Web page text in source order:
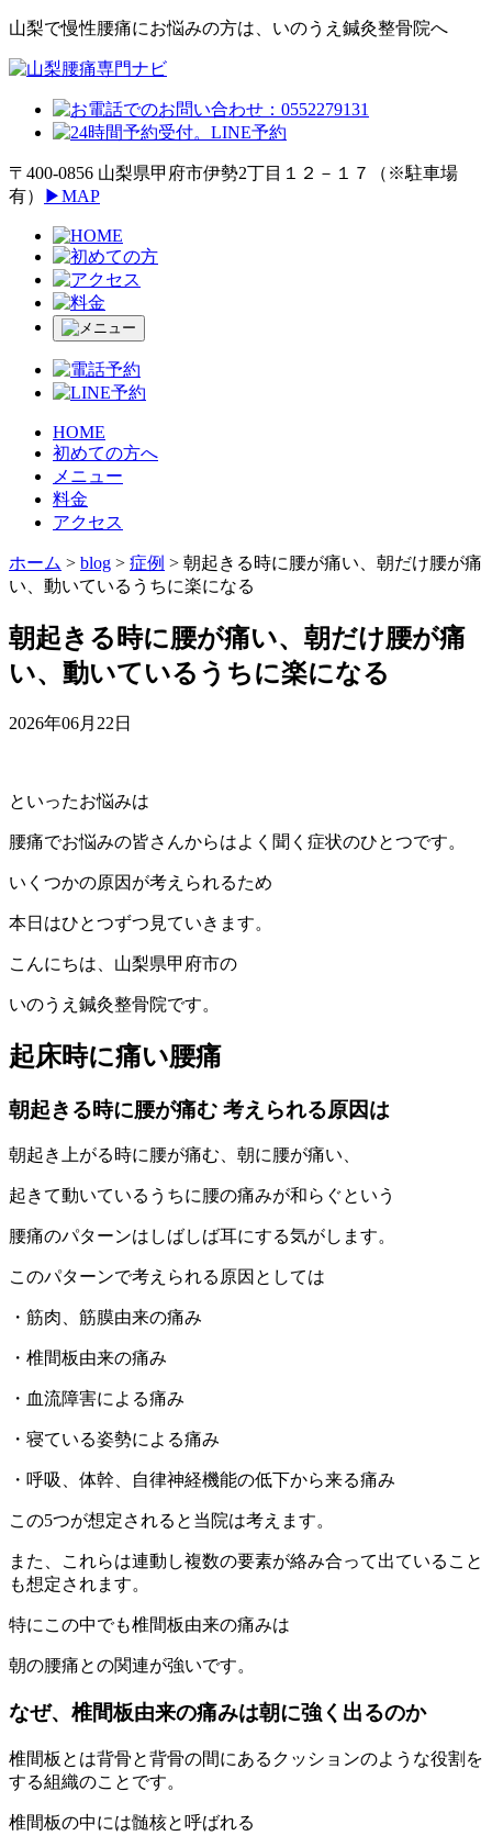
山梨で慢性腰痛にお悩みの方は、いのうえ鍼灸整骨院へ
〒400-0856 ⼭梨県甲府市伊勢2丁⽬１２－１７（※駐⾞場
有）
▶MAP
HOME
初めての方へ
メニュー
料金
アクセス
ホーム > blog > 症例 > 朝起きる時に腰が痛い、朝だけ腰が痛
い、動いているうちに楽になる
朝起きる時に腰が痛い、朝だけ腰が痛
い、動いているうちに楽になる
2026年06月22日
といったお悩みは
腰痛でお悩みの皆さんからはよく聞く症状のひとつです。
いくつかの原因が考えられるため
本日はひとつずつ見ていきます。
こんにちは、山梨県甲府市の
いのうえ鍼灸整骨院です。
起床時に痛い腰痛
朝起きる時に腰が痛む 考えられる原因は
朝起き上がる時に腰が痛む、朝に腰が痛い、
起きて動いているうちに腰の痛みが和らぐという
腰痛のパターンはしばしば耳にする気がします。
このパターンで考えられる原因としては
・筋肉、筋膜由来の痛み
・椎間板由来の痛み
・血流障害による痛み
・寝ている姿勢による痛み
・呼吸、体幹、自律神経機能の低下から来る痛み
この5つが想定されると当院は考えます。
また、これらは連動し複数の要素が絡み合って出ていること
も想定されます。
特にこの中でも椎間板由来の痛みは
朝の腰痛との関連が強いです。
なぜ、椎間板由来の痛みは朝に強く出るのか
椎間板とは背骨と背骨の間にあるクッションのような役割を
する組織のことです。
椎間板の中には髄核と呼ばれる